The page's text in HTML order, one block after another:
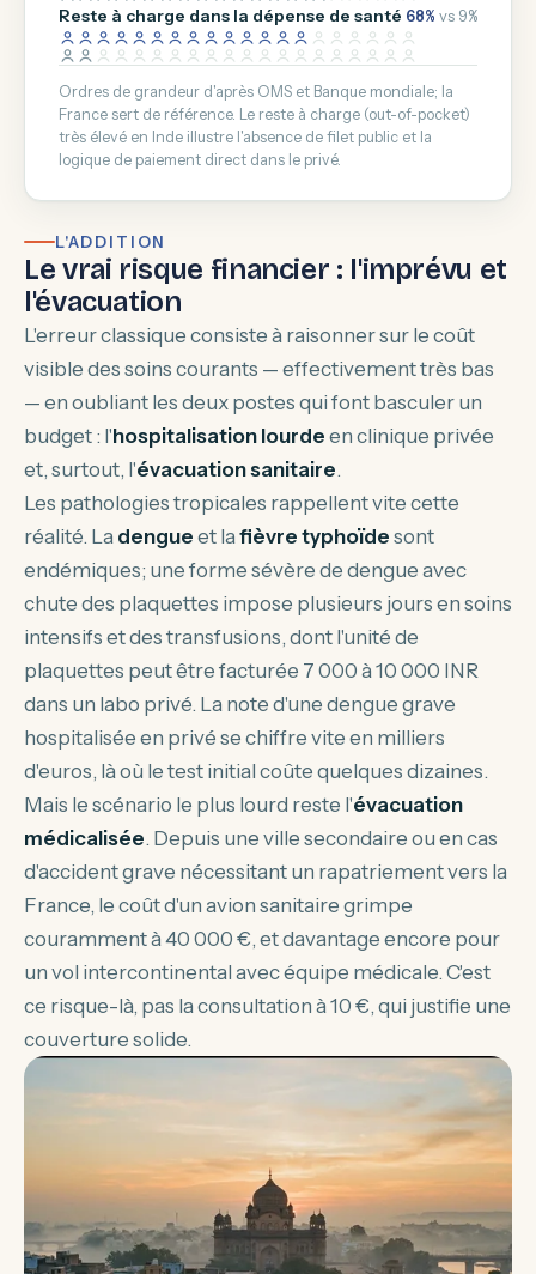
Reste à charge dans la dépense de santé 68% vs 9%
Ordres de grandeur d'après OMS et Banque mondiale; la
France sert de référence. Le reste à charge (out-of-pocket)
très élevé en Inde illustre l'absence de filet public et la
logique de paiement direct dans le privé.
L'ADDITION
Le vrai risque financier : l'imprévu et
l'évacuation
L'erreur classique consiste à raisonner sur le coût
visible des soins courants — effectivement très bas
— en oubliant les deux postes qui font basculer un
budget : l'hospitalisation lourde en clinique privée
et, surtout, l'évacuation sanitaire.
Les pathologies tropicales rappellent vite cette
réalité. La dengue et lafièvre typhoïde sont
endémiques; une forme sévère de dengue avec
chute des plaquettes impose plusieurs jours en soins
intensifs et des transfusions, dont l'unité de
plaquettes peut être facturée 7 000 à 10 000 INR
dans un labo privé. La note d'une dengue grave
hospitalisée en privé se chiffre vite en milliers
d'euros, là où le test initial coûte quelques dizaines.
Mais le scénario le plus lourd reste l'évacuation
médicalisée. Depuis une ville secondaire ou en cas
d'accident grave nécessitant un rapatriement vers la
France, le coût d'un avion sanitaire grimpe
couramment à 40 000 €, et davantage encore pour
un vol intercontinental avec équipe médicale. C'est
ce risque-là, pas la consultation à 10 €, qui justifie une
couverture solide.